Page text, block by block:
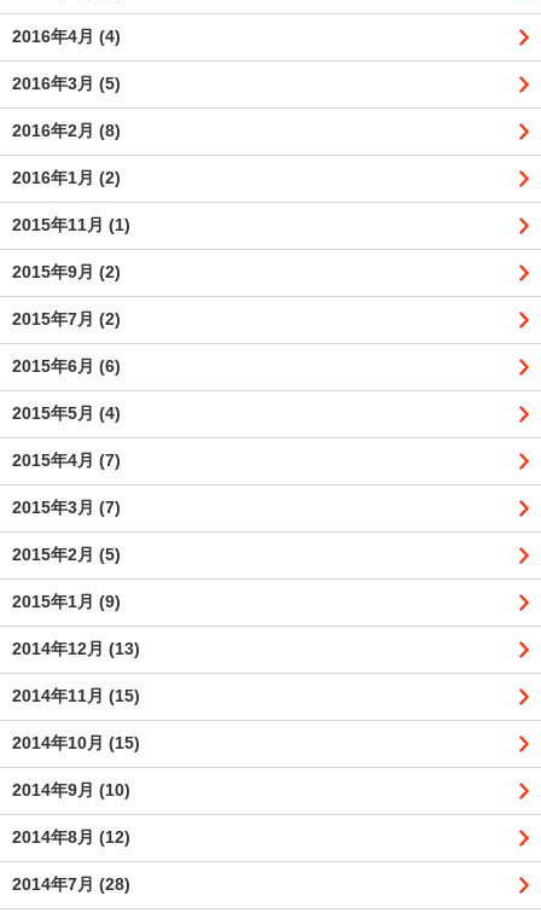
2016年4月 (4)
2016年3月 (5)
2016年2月 (8)
2016年1月 (2)
2015年11月 (1)
2015年9月 (2)
2015年7月 (2)
2015年6月 (6)
2015年5月 (4)
2015年4月 (7)
2015年3月 (7)
2015年2月 (5)
2015年1月 (9)
2014年12月 (13)
2014年11月 (15)
2014年10月 (15)
2014年9月 (10)
2014年8月 (12)
2014年7月 (28)